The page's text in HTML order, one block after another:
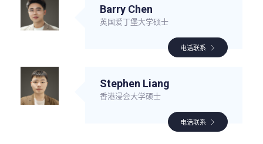
Barry Chen
英国爱丁堡大学硕士
电话联系
Stephen Liang
香港浸会大学硕士
电话联系